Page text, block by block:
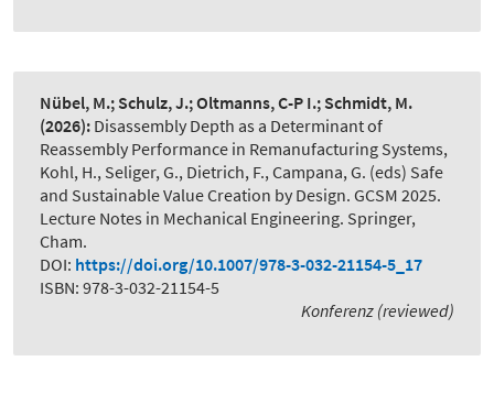
Nübel, M.; Schulz, J.; Oltmanns, C-P I.; Schmidt, M.
(2026): Disassembly Depth as a Determinant of
Reassembly Performance in Remanufacturing Systems,
Kohl, H., Seliger, G., Dietrich, F., Campana, G. (eds) Safe
and Sustainable Value Creation by Design. GCSM 2025.
Lecture Notes in Mechanical Engineering. Springer,
Cham.
DOI: https://doi.org/10.1007/978-3-032-21154-5_17
ISBN: 978-3-032-21154-5
Konferenz (reviewed)